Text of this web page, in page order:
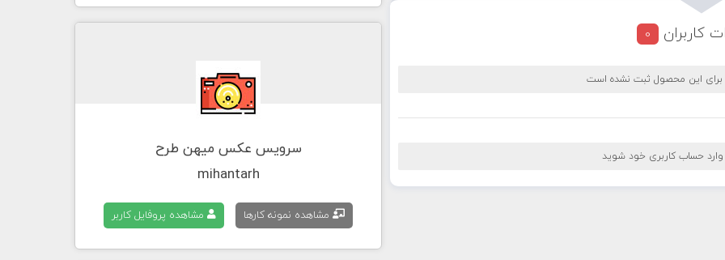
کاربران 0
برای این محصول ثبت نشده است
وارد حساب کاربری خود شوید
سرویس عکس میهن طرح
mihantarh
مشاهده نمونه کارها مشاهده پروفایل کاربر